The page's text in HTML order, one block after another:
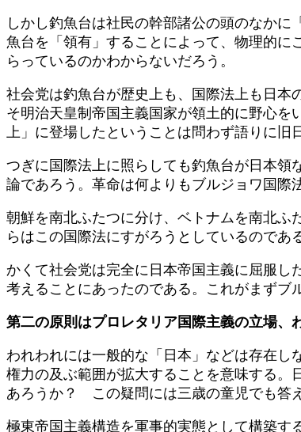
しかし釣魚台は社民の幹部諸公の頭のなか
魚台を「領有」することによって、物理的に
らっているのかわからないだろう。
社会党は釣魚台が歴史上も、国際法上も日本
そ明治天皇制帝国主義国家が領土的に野心
上」に登場したということは問わず語りに
つぎに国際法上に照らしても釣魚台が日本
論であろう。革命は何よりもブルジョワ国際
朝鮮を南北ふたつに分け、ベトナムを南北ふ
らはこの国際法にすがろうとしているのであ
かくて社会党は完全に日本帝国主義に屈服し
考えることにあったのである。これがまずブ
第二の原則はプロレタリア国際主義の立場、
われわれには一般的な「日本」などは存在し
権力の及ぶ範囲が拡大することを意味する。
あろうか？ この疑問には三歳の童児でも答
極東帝国主義構造を軍事的実態として構築す